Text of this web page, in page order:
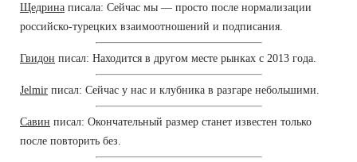
Щедрина писала: Сейчас мы — просто после нормализации
российско-турецких взаимоотношений и подписания.
Гвидон писал: Находится в другом месте рынках с 2013 года.
Jelmir писал: Сейчас у нас и клубника в разгаре небольшими.
Савин писал: Окончательный размер станет известен только
после повторить без.